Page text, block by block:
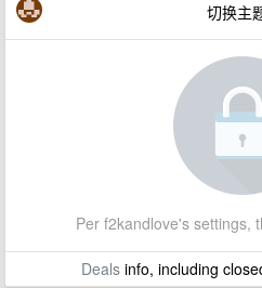
切换主
Per f2kandlove's settings,
Dealsinfo, including